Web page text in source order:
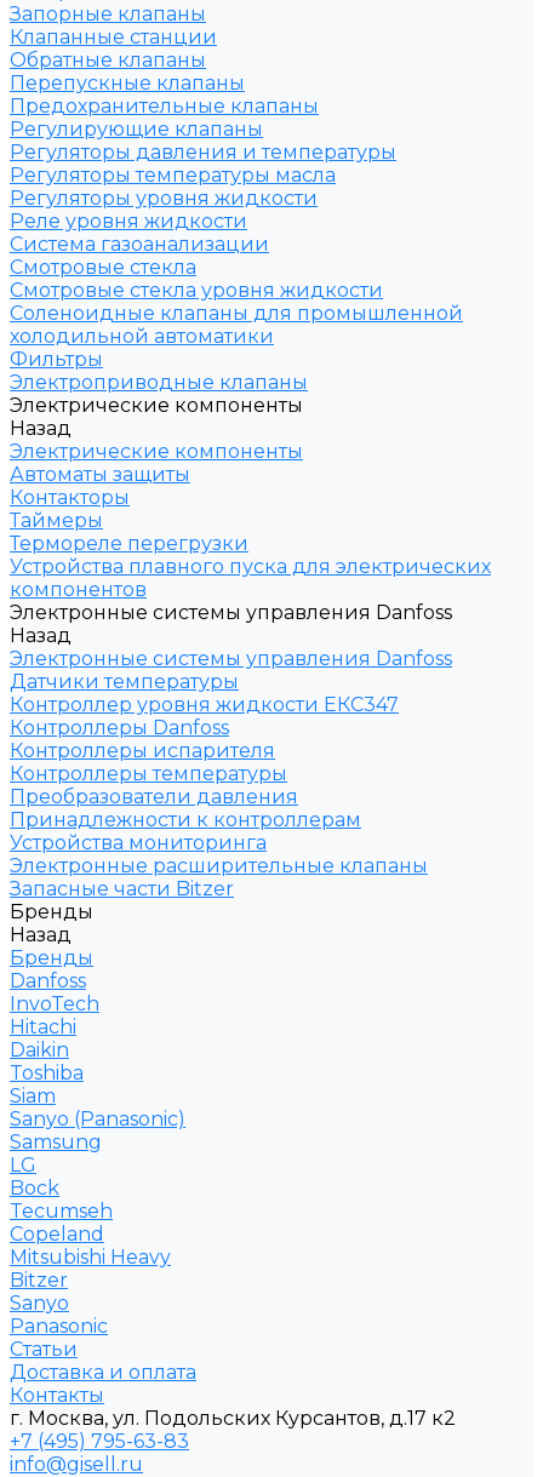
Запорные клапаны
Клапанные станции
Обратные клапаны
Перепускные клапаны
Предохранительные клапаны
Регулирующие клапаны
Регуляторы давления и температуры
Регуляторы температуры масла
Регуляторы уровня жидкости
Реле уровня жидкости
Система газоанализации
Смотровые стекла
Смотровые стекла уровня жидкости
Соленоидные клапаны для промышленной
холодильной автоматики
Фильтры
Электроприводные клапаны
Электрические компоненты
Назад
Электрические компоненты
Автоматы защиты
Контакторы
Таймеры
Термореле перегрузки
Устройства плавного пуска для электрических
компонентов
Электронные системы управления Danfoss
Назад
Электронные системы управления Danfoss
Датчики температуры
Контроллер уровня жидкости ЕКС347
Контроллеры Danfoss
Контроллеры испарителя
Контроллеры температуры
Преобразователи давления
Принадлежности к контроллерам
Устройства мониторинга
Электронные расширительные клапаны
Запасные части Bitzer
Бренды
Назад
Бренды
Danfoss
InvoTech
Hitachi
Daikin
Toshiba
Siam
Sanyo (Panasonic)
Samsung
LG
Bock
Tecumseh
Copeland
Mitsubishi Heavy
Bitzer
Sanyo
Рanasonic
Статьи
Доставка и оплата
Контакты
г. Москва, ул. Подольских Курсантов, д.17 к2
+7 (495) 795-63-83
info@gisell.ru